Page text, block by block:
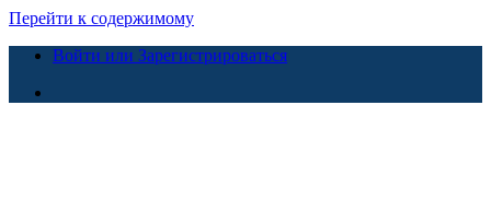
Перейти к содержимому
Войти или Зарегистрироваться